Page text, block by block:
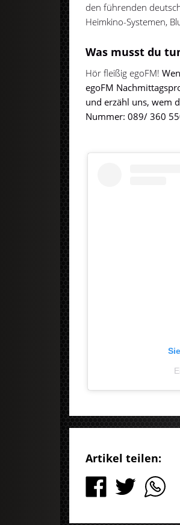
den führenden
Heimkino-Systemen,
Was musst du
Hör fleißig egoFM!
egoFM
und erzähl uns, wem
Nummer: 089/ 360
Artikel teilen: